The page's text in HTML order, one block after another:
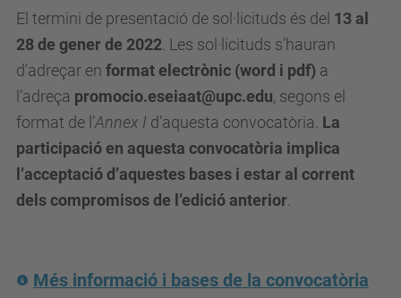
e
n
i
m
e
n
t
s
i
El termini de presentació de sol·licituds és del 13 al
28 de gener de 2022 . Les sol·licituds s’hauran
d’adreçar en format electrònic (word i pdf) a
l’adreça promocio.eseiaat@upc.edu, segons el
format de l’Annex I d’aquesta convocatòria. La
participació en aquesta convocatòria implica
l’acceptació d’aquestes bases i estar al corrent
dels compromisos de l’edició anterior
Més informació i bases de la convocatòria